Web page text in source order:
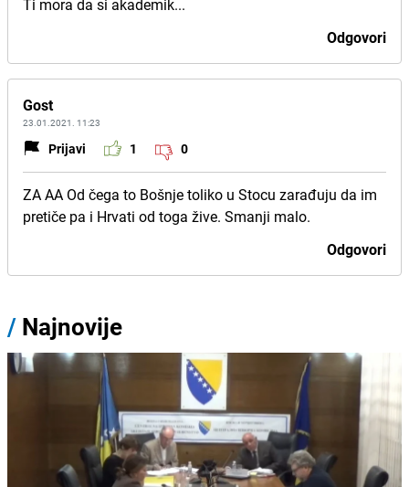
Ti mora da si akademik...
Odgovori
Gost
23.01.2021. 11:23
Prijavi 1 0
ZA AA Od čega to Bošnje toliko u Stocu zarađuju da im
pretiče pa i Hrvati od toga žive. Smanji malo.
Odgovori
/ Najnovije